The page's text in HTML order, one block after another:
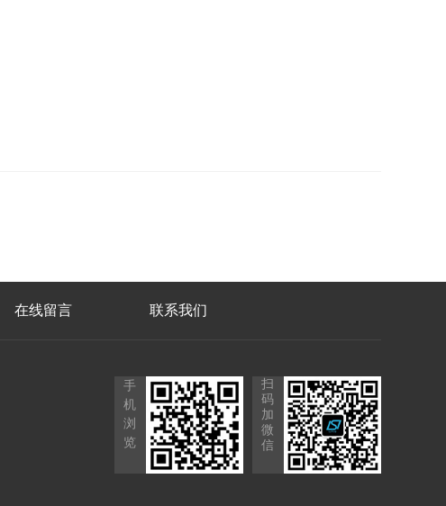
在线留言 联系我们
手
机
浏
览
扫
码
加
微
信